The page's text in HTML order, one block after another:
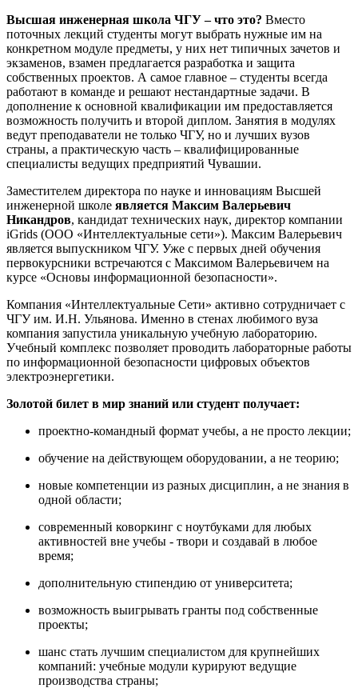
Высшая инженерная школа ЧГУ – что это? Вместо
поточных лекций студенты могут выбрать нужные им на
конкретном модуле предметы, у них нет типичных зачетов и
экзаменов, взамен предлагается разработка и защита
собственных проектов. А самое главное – студенты всегда
работают в команде и решают нестандартные задачи. В
дополнение к основной квалификации им предоставляется
возможность получить и второй диплом. Занятия в модулях
ведут преподаватели не только ЧГУ, но и лучших вузов
страны, а практическую часть – квалифицированные
специалисты ведущих предприятий Чувашии.
Заместителем директора по науке и инновациям Высшей
инженерной школе является Максим Валерьевич
Никандров, кандидат технических наук, директор компании
iGrids (ООО «Интеллектуальные сети»). Максим Валерьевич
является выпускником ЧГУ. Уже с первых дней обучения
первокурсники встречаются с Максимом Валерьевичем на
курсе «Основы информационной безопасности».
Компания «Интеллектуальные Сети» активно сотрудничает с
ЧГУ им. И.Н. Ульянова. Именно в стенах любимого вуза
компания запустила уникальную учебную лабораторию.
Учебный комплекс позволяет проводить лабораторные работы
по информационной безопасности цифровых объектов
электроэнергетики.
Золотой билет в мир знаний или студент получает:
проектно-командный формат учебы, а не просто лекции;
обучение на действующем оборудовании, а не теорию;
новые компетенции из разных дисциплин, а не знания в
одной области;
современный коворкинг с ноутбуками для любых
активностей вне учебы - твори и создавай в любое
время;
дополнительную стипендию от университета;
возможность выигрывать гранты под собственные
проекты;
шанс стать лучшим специалистом для крупнейших
компаний: учебные модули курируют ведущие
производства страны;